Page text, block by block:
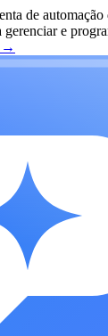
de
gerenciar e
→